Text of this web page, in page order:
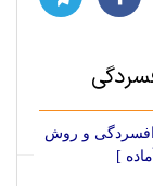
افسردگی و روش